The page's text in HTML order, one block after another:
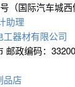
（国际汽车城西
助理
工器材有限公司
邮政编码：
品店